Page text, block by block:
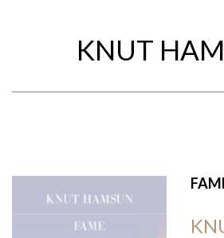
KNUT